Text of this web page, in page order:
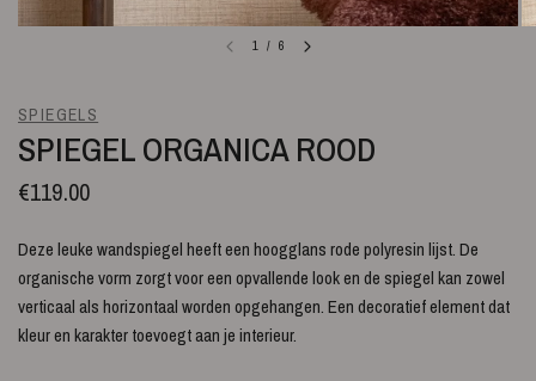
1 / 6
SPIEGELS
SPIEGEL ORGANICA ROOD
€119.00
Deze leuke wandspiegel heeft een hoogglans rode polyresin lijst. De
organische vorm zorgt voor een opvallende look en de spiegel kan zowel
verticaal als horizontaal worden opgehangen. Een decoratief element dat
kleur en karakter toevoegt aan je interieur.